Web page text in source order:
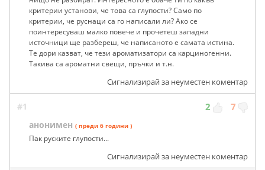
критерии установи, че това са глупости? Само по
критерии, че руснаци са го написали ли? Ако се
поинтересуваш малко повече и прочетеш западни
источници ще разбереш, че написаното е самата истина.
Те дори казват, че тези ароматизатори са карциногенни.
Такива са ароматни свещи, пръчки и т.н.
Сигнализирай за неуместен коментар
#1 2 7
анонимен ( преди 6 години )
Пак руските глупости...
Сигнализирай за неуместен коментар